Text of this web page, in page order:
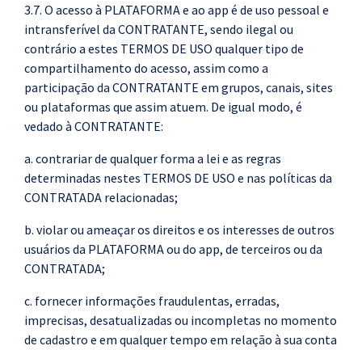
3.7. O acesso à PLATAFORMA e ao app é de uso pessoal e
intransferível da CONTRATANTE, sendo ilegal ou
contrário a estes TERMOS DE USO qualquer tipo de
compartilhamento do acesso, assim como a
participação da CONTRATANTE em grupos, canais, sites
ou plataformas que assim atuem. De igual modo, é
vedado à CONTRATANTE:
a. contrariar de qualquer forma a lei e as regras
determinadas nestes TERMOS DE USO e nas políticas da
CONTRATADA relacionadas;
b. violar ou ameaçar os direitos e os interesses de outros
usuários da PLATAFORMA ou do app, de terceiros ou da
CONTRATADA;
c. fornecer informações fraudulentas, erradas,
imprecisas, desatualizadas ou incompletas no momento
de cadastro e em qualquer tempo em relação à sua conta